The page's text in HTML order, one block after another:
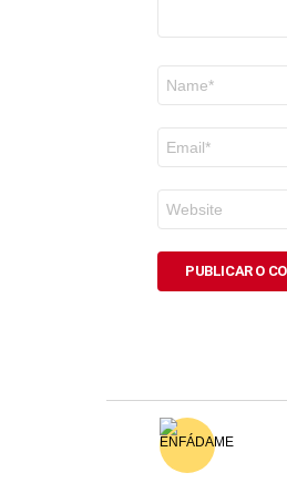
electrónico
*